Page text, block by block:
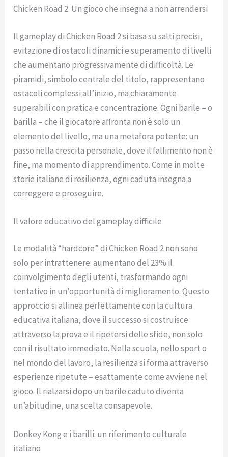
Chicken Road 2: Un gioco che insegna a non arrendersi
Il gameplay di Chicken Road 2 si basa su salti precisi,
evitazione di ostacoli dinamici e superamento di livelli
che aumentano progressivamente di difficoltà. Le
piramidi, simbolo centrale del titolo, rappresentano
ostacoli complessi all’inizio, ma chiaramente
superabili con pratica e concentrazione. Ogni barile – o
barilla – che il giocatore affronta non è solo un
elemento del livello, ma una metafora potente: un
passo nella crescita personale, dove il fallimento non è
fine, ma momento di apprendimento. Come in molte
storie italiane di resilienza, ogni caduta insegna a
correggere e proseguire.
Il valore educativo del gameplay difficile
Le modalità “hardcore” di Chicken Road 2 non sono
solo per intrattenere: aumentano del 23% il
coinvolgimento degli utenti, trasformando ogni
tentativo in un’opportunità di miglioramento. Questo
approccio si allinea perfettamente con la cultura
educativa italiana, dove il successo si costruisce
attraverso la prova e il ripetersi delle sfide, non solo
con il risultato immediato. Nella scuola, nello sport o
nel mondo del lavoro, la resilienza si forma attraverso
esperienze ripetute – esattamente come avviene nel
gioco. Il rialzarsi dopo un barile caduto diventa
un’abitudine, una scelta consapevole.
Donkey Kong e i barilli: un riferimento culturale
italiano